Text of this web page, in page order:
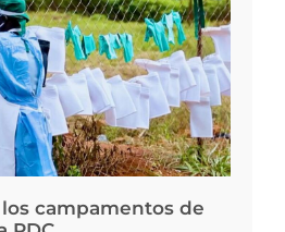
campamentos de